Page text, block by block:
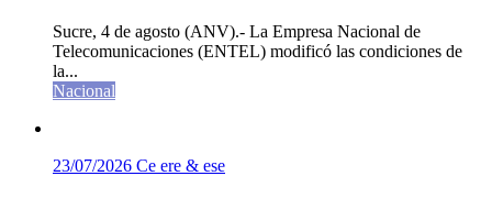
Sucre, 4 de agosto (ANV).- La Empresa Nacional de
Telecomunicaciones (ENTEL) modificó las condiciones de
la...
Nacional
23/07/2026 Ce ere & ese